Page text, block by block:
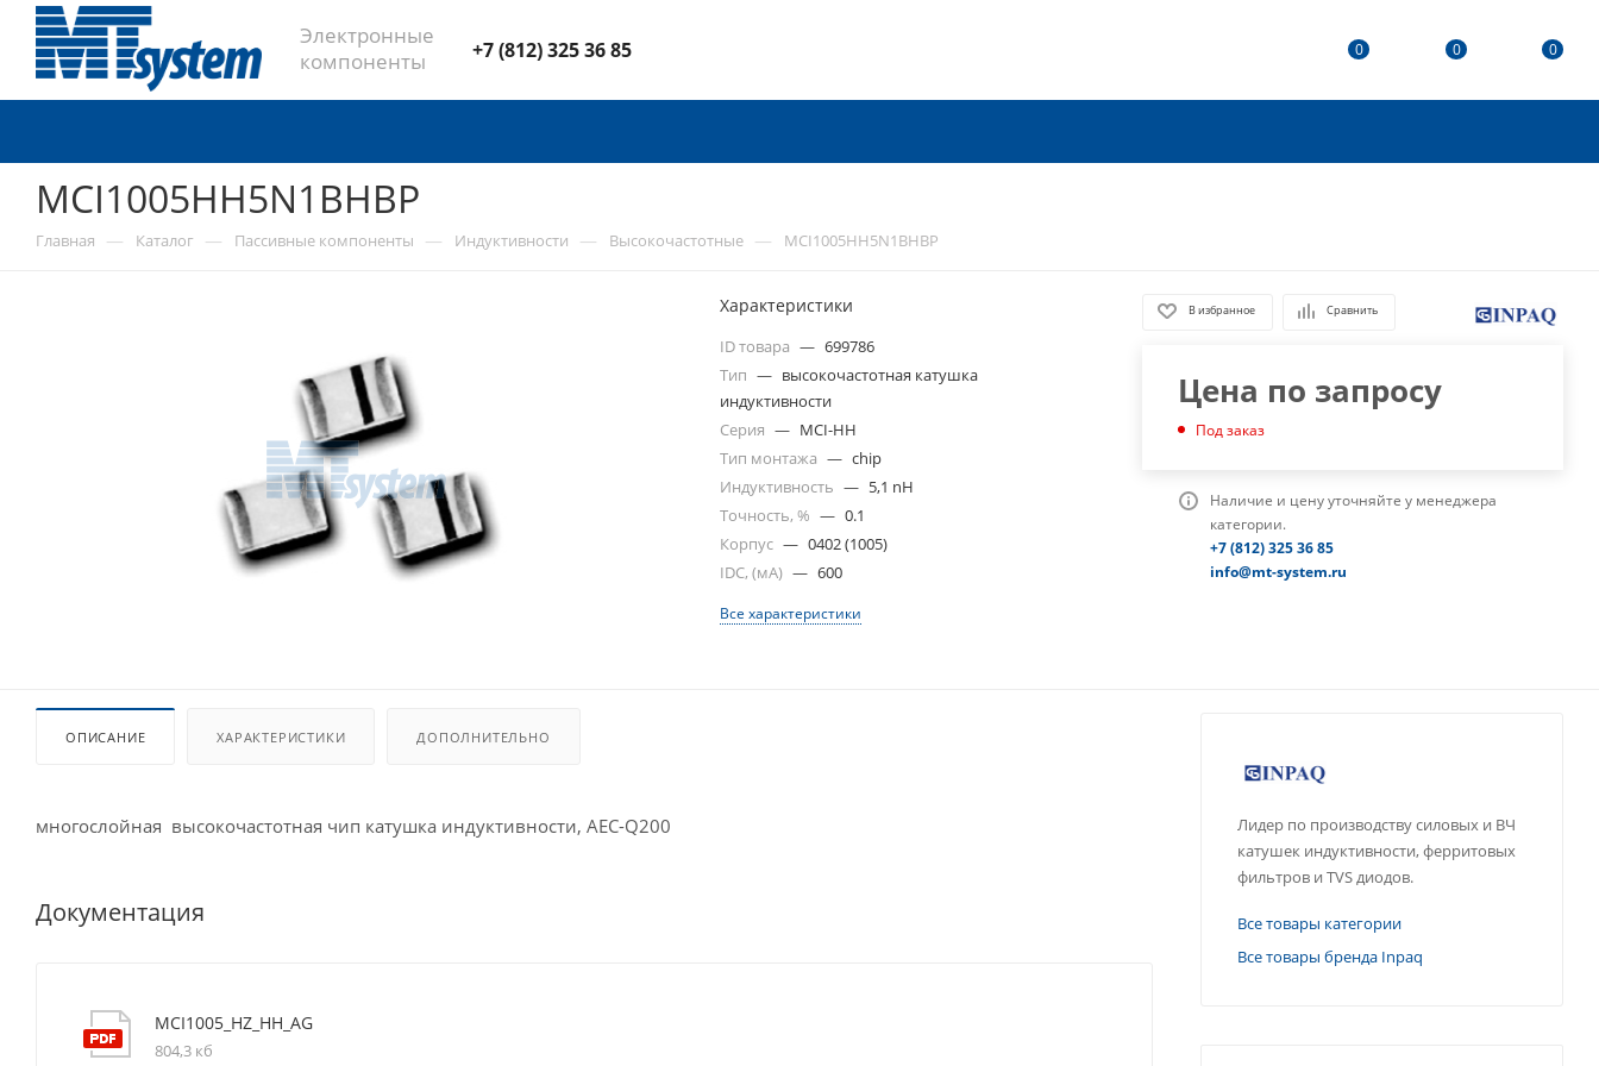
Электронные
компоненты
+7 (812) 325 36 85 0 0 0
MCI1005HH5N1BHBP
Главная — Каталог — Пассивные компоненты — Индуктивности — Высокочастотные — MCI1005HH5N1BHBP
Характеристики
ID товара — 699786
Тип — высокочастотная катушка
индуктивности
Серия — MCI-HH
Тип монтажа — chip
Индуктивность — 5,1 nH
Точность, % — 0.1
Корпус — 0402 (1005)
IDC, (мА) — 600
Все характеристики
В избранное Сравнить
Цена по запросу
Под заказ
Наличие и цену уточняйте у менеджера
категории.
+7 (812) 325 36 85
info@mt-system.ru
ОПИСАНИЕ ХАРАКТЕРИСТИКИ ДОПОЛНИТЕЛЬНО
многослойная высокочастотная чип катушка индуктивности, AEC-Q200
Документация
MCI1005_HZ_HH_AG
804,3 кб
Лидер по производству силовых и ВЧ
катушек индуктивности, ферритовых
фильтров и TVS диодов.
Все товары категории
Все товары бренда Inpaq